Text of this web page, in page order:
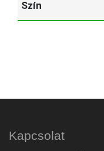
Kapcsolat